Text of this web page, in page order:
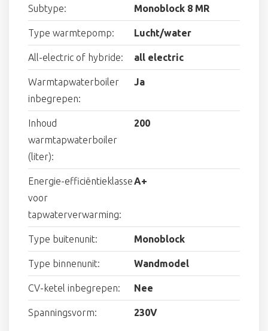
Subtype: Monoblock 8 MR
Type warmtepomp: Lucht/water
All-electric of hybride: all electric
Warmtapwaterboiler
inbegrepen:
Ja
Inhoud
warmtapwaterboiler
(liter):
200
Energie-efficiëntieklasse
voor
tapwaterverwarming:
A+
Type buitenunit: Monoblock
Type binnenunit: Wandmodel
CV-ketel inbegrepen: Nee
Spanningsvorm: 230V